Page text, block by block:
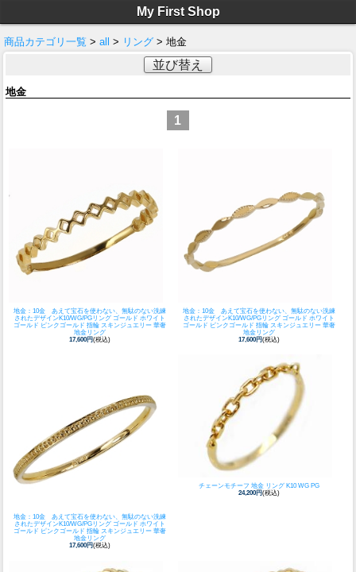
My First Shop
商品カテゴリ一覧 > all > リング > 地金
並び替え
地金
1
地金：10金 あえて宝石を使わない、無駄のない洗練
されたデザインK10/WG/PGリング ゴールド ホワイト
ゴールド ピンクゴールド 指輪 スキンジュエリー 華奢
地金リング
17,600円(税込)
地金：10金 あえて宝石を使わない、無駄のない洗練
されたデザインK10/WG/PGリング ゴールド ホワイト
ゴールド ピンクゴールド 指輪 スキンジュエリー 華奢
地金リング
17,600円(税込)
地金：10金 あえて宝石を使わない、無駄のない洗練
されたデザインK10/WG/PGリング ゴールド ホワイト
ゴールド ピンクゴールド 指輪 スキンジュエリー 華奢
地金リング
17,600円(税込)
チェーンモチーフ 地金 リング K10 WG PG
24,200円(税込)